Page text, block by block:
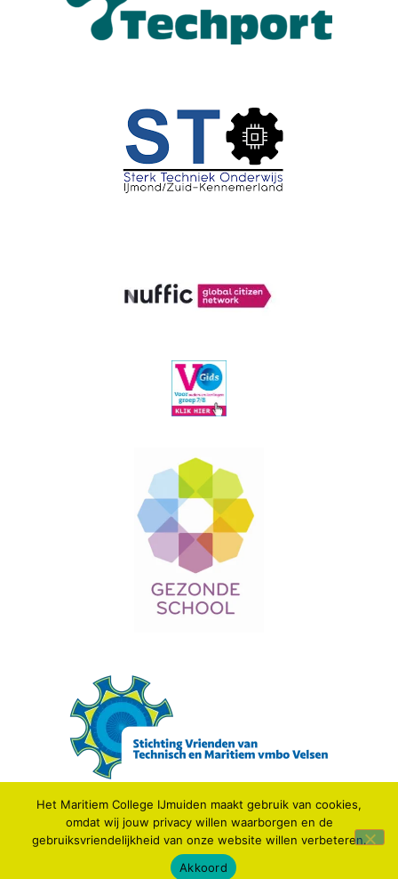
© 2021 MARITIEM COLLEGE IJMUIDEN.
Webdesign: IDV media
Het Maritiem College IJmuiden maakt gebruik van cookies,
omdat wij jouw privacy willen waarborgen en de
gebruiksvriendelijkheid van onze website willen verbeteren.
Akkoord